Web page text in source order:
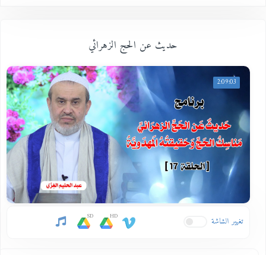
حديث عن الحج الزهرائي
2:09:03
تغيير الشاشة HD
SD